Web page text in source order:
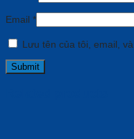
Email *
Lưu tên của tôi, email,